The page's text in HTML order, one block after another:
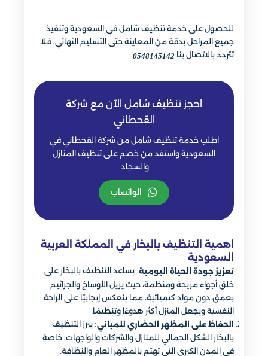
للحصول على خدمة تنظيف شامل في السعودية وتنفيذ
جميع المراحل بدقة من المعاينة حتى التسليم النهائي، فلا
تتردد بالاتصال بنا 0548145142
.
احجز تنظيف شامل الآن مع شركة
القحطاني
اطلب خدمة تنظيف شامل من شركة القحطاني في
السعودية واستفد من خصم على تنظيف المنازل
والسجاد.
الواتساب
اهمية التنظيف بالبخار في المملكة العربية
السعودية
تعزيز جودة الحياة اليومية: يساعد التنظيف بالبخار على
خلق أجواء مريحة ومنظمة، حيث يزيل الأوساخ والجراثيم
بعمق دون مواد كيميائية، مما ينعكس إيجابيًا على الراحة
النفسية ويجعل المنزل أكثر هدوءًا وتنظيمًا.
الحفاظ على المظهر الحضاري للمباني: يبرز التنظيف
بالبخار الشكل الجمالي للمنازل والشركات والواجهات، خاصة
في المدن الكبرى التي تهتم بالمظهر العام والنظافة.